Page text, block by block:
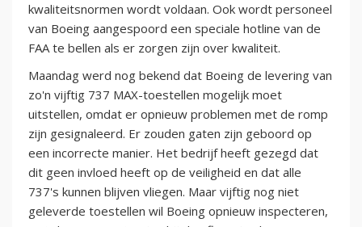
kwaliteitsnormen wordt voldaan. Ook wordt personeel
van Boeing aangespoord een speciale hotline van de
FAA te bellen als er zorgen zijn over kwaliteit.
Maandag werd nog bekend dat Boeing de levering van
zo'n vijftig 737 MAX-toestellen mogelijk moet
uitstellen, omdat er opnieuw problemen met de romp
zijn gesignaleerd. Er zouden gaten zijn geboord op
een incorrecte manier. Het bedrijf heeft gezegd dat
dit geen invloed heeft op de veiligheid en dat alle
737's kunnen blijven vliegen. Maar vijftig nog niet
geleverde toestellen wil Boeing opnieuw inspecteren,